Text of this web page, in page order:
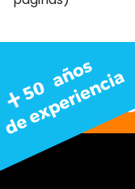
Nos